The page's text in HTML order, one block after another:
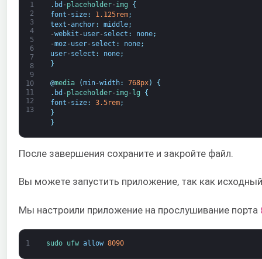
1
2
3
4
5
6
7
8
9
10
11
12
13
. bd -placeholder-img
{
font -size: 1.125rem;
text -anchor: middle;
-webkit -user-select : none;
-moz -user-select : none;
user-select : none;
}
@media (min-width: 768px)
{
. bd -placeholder-img - lg
{
font -size: 3.5rem;
}
}
После завершения сохраните и закройте файл.
Вы можете запустить приложение, так как
Мы настроили приложение на прослушивание порта
1 sudo ufw allow 8090